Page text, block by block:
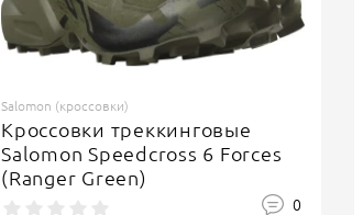
Salomon (кроссовки)
Кроссовки треккинговые
Salomon Speedcross 6 Forces
(Ranger Green)
0